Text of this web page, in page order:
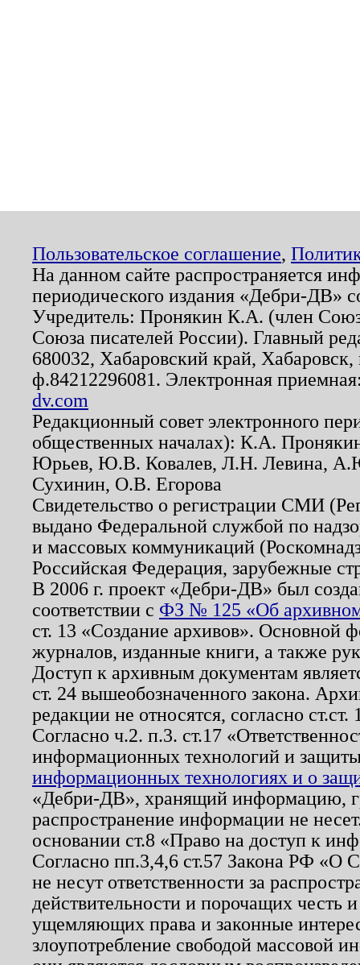
Пользовательское соглашение,
На данном сайте распространяется
периодического издания «Дебри-ДВ»
Учредитель: Пронякин К.А. (член
Союза писателей России). Главный
680032, Хабаровский край,
ф.84212296081. Электронная
dv.com
Редакционный совет электронного
общественных началах): К.А.
Юрьев, Ю.В. Ковалев, Л.Н. Левина,
Сухинин, О.В. Егорова
Свидетельство о регистрации СМИ
выдано Федеральной службой по
и массовых коммуникаций
Российская Федерация, зарубежные
В 2006 г. проект «Дебри-ДВ» был
соответствии с ФЗ № 125 «Об
ст. 13 «Создание архивов». Основной
журналов, изданные книги, а также
Доступ к архивным документам
ст. 24 вышеобозначенного закона.
редакции не относятся, согласно
Согласно ч.2. п.3. ст.17
информационных технологий и
информационных технологиях и о
«Дебри-ДВ», хранящий информацию,
распространение информации не
основании ст.8 «Право на доступ к
Согласно пп.3,4,6 ст.57 Закона РФ «О
не несут ответственности за
действительности и порочащих честь
ущемляющих права и законные
злоупотребление свободой массовой